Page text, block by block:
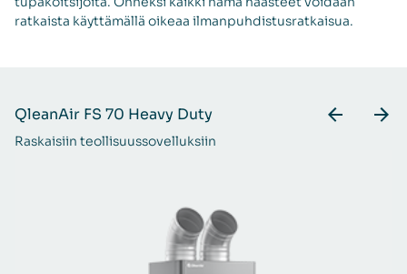
ratkaista käyttämällä oikeaa ilmanpuhdistusratkaisua.
QleanAir FS 70 Heavy Duty
Raskaisiin teollisuussovelluksiin